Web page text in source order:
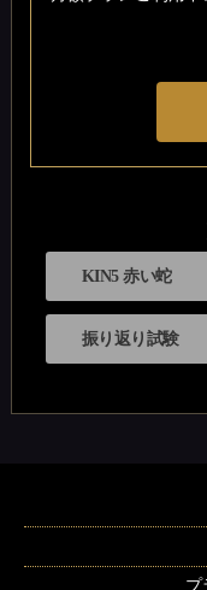
KIN5 赤い蛇
振り返り試験
プ